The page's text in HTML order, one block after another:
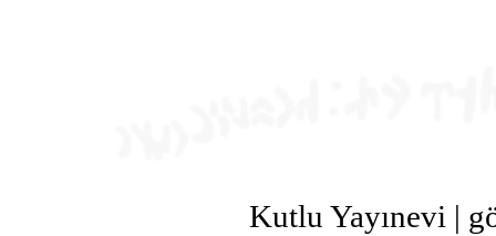
Kutlu Yayınevi |